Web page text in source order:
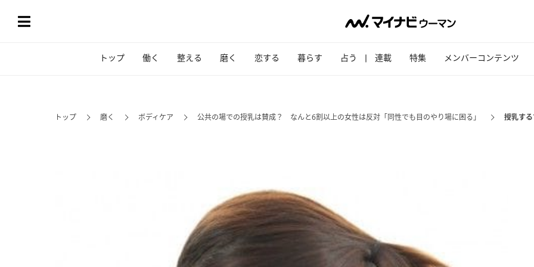
トップ 働く 整える 磨く 恋する 暮らす 占う 連載 特集 メンバーコンテンツ
トップ 磨く ボディケア 公共の場での授乳は賛成？ なんと6割以上の女性は反対「同性でも目のやり場に困る」 授乳す